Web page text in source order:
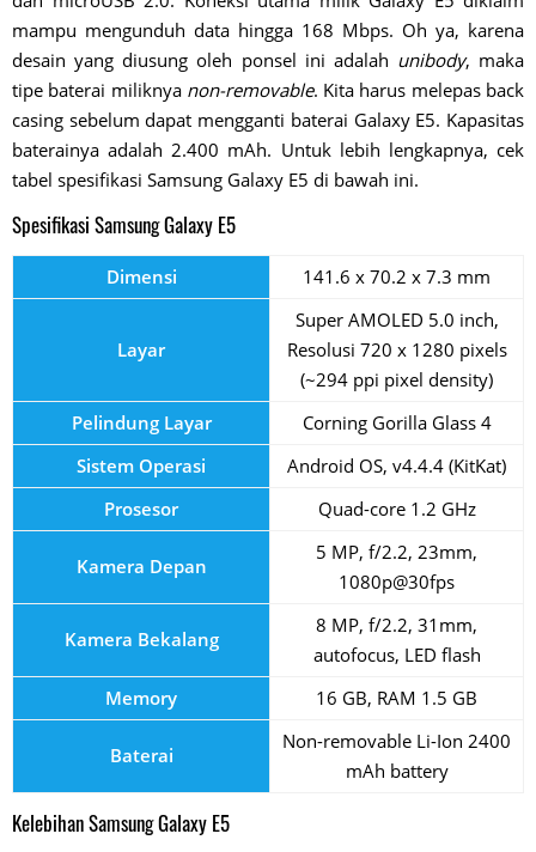
mampu mengunduh data hingga 168 Mbps. Oh ya, karena
desain yang diusung oleh ponsel ini adalah unibody, maka
tipe baterai miliknya non-removable. Kita harus melepas back
casing sebelum dapat mengganti baterai Galaxy E5. Kapasitas
baterainya adalah 2.400 mAh. Untuk lebih lengkapnya, cek
tabel spesifikasi Samsung Galaxy E5 di bawah ini.
Spesifikasi Samsung Galaxy E5
Dimensi 141.6 x 70.2 x 7.3 mm
Layar
Super AMOLED 5.0 inch,
Resolusi 720 x 1280 pixels
(~294 ppi pixel density)
Pelindung Layar
Corning Gorilla Glass 4
Sistem Operasi
Android OS, v4.4.4 (KitKat)
Prosesor
Quad-core 1.2 GHz
Kamera Depan
5 MP, f/2.2, 23mm,
1080p@30fps
Kamera Bekalang
8 MP, f/2.2, 31mm,
autofocus, LED flash
Memory
16 GB, RAM 1.5 GB
Baterai
Non-removable Li-Ion 2400
mAh battery
Kelebihan Samsung Galaxy E5